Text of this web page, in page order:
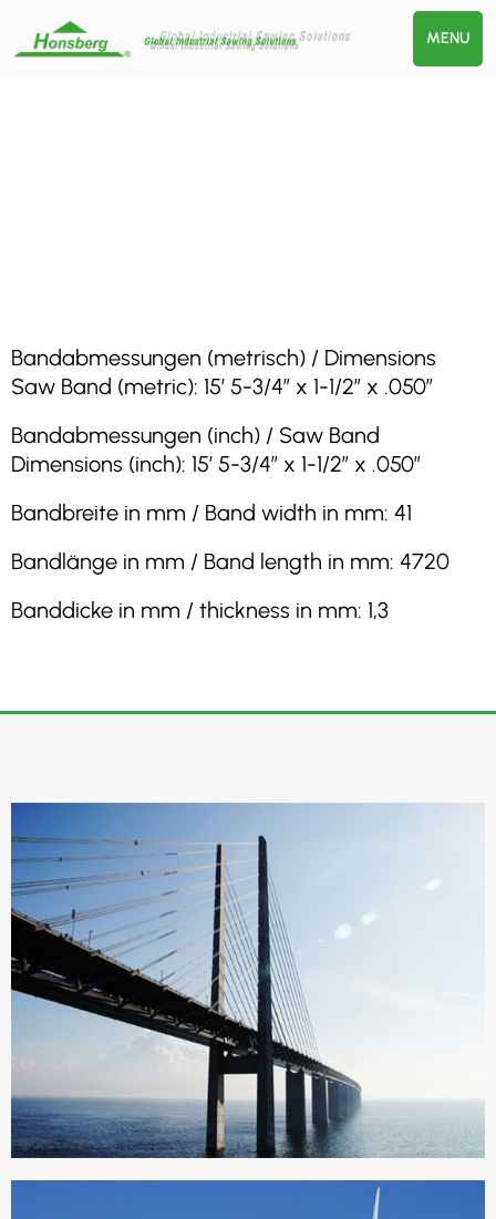
MENU
Bandabmessungen (metrisch) / Dimensions
Saw Band (metric): 15′ 5-3/4″ x 1-1/2″ x .050″
Bandabmessungen (inch) / Saw Band
Dimensions (inch): 15′ 5-3/4″ x 1-1/2″ x .050″
Bandbreite in mm / Band width in mm: 41
Bandlänge in mm / Band length in mm: 4720
Banddicke in mm / thickness in mm: 1,3